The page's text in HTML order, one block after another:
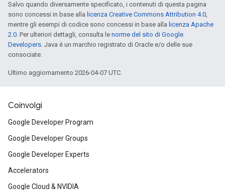
Salvo quando diversamente specificato, i contenuti di questa pagina
sono concessi in base alla licenza Creative Commons Attribution 4.0,
mentre gli esempi di codice sono concessi in base alla licenza Apache
2.0. Per ulteriori dettagli, consulta le norme del sito di Google
Developers. Java è un marchio registrato di Oracle e/o delle sue
consociate.
Ultimo aggiornamento 2026-04-07 UTC.
Coinvolgi
Google Developer Program
Google Developer Groups
Google Developer Experts
Accelerators
Google Cloud & NVIDIA